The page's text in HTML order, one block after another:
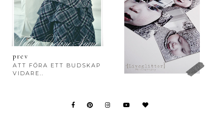
prev
ATT FÖRA ETT BUDSKAP
VIDARE..